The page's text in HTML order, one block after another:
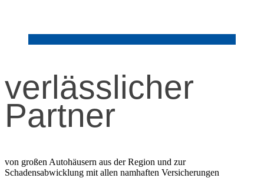
verlässlicher
Partner
von großen Autohäusern aus der Region und zur
Schadensabwicklung mit allen namhaften Versicherungen